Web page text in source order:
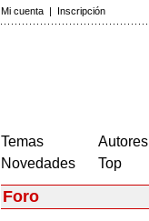
Mi cuenta | Inscripción
Temas
Novedades
Autores
Top
Foro